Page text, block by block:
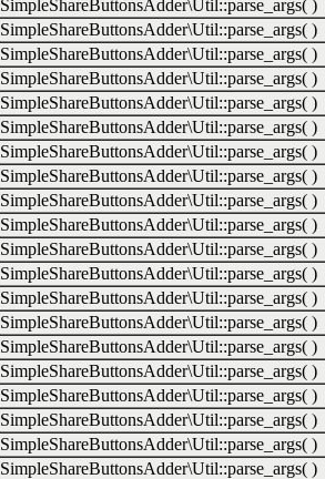
SimpleShareButtonsAdder\Util::parse_args( )
SimpleShareButtonsAdder\Util::parse_args( )
SimpleShareButtonsAdder\Util::parse_args( )
SimpleShareButtonsAdder\Util::parse_args( )
SimpleShareButtonsAdder\Util::parse_args( )
SimpleShareButtonsAdder\Util::parse_args( )
SimpleShareButtonsAdder\Util::parse_args( )
SimpleShareButtonsAdder\Util::parse_args( )
SimpleShareButtonsAdder\Util::parse_args( )
SimpleShareButtonsAdder\Util::parse_args( )
SimpleShareButtonsAdder\Util::parse_args( )
SimpleShareButtonsAdder\Util::parse_args( )
SimpleShareButtonsAdder\Util::parse_args( )
SimpleShareButtonsAdder\Util::parse_args( )
SimpleShareButtonsAdder\Util::parse_args( )
SimpleShareButtonsAdder\Util::parse_args( )
SimpleShareButtonsAdder\Util::parse_args( )
SimpleShareButtonsAdder\Util::parse_args( )
SimpleShareButtonsAdder\Util::parse_args( )
SimpleShareButtonsAdder\Util::parse_args( )